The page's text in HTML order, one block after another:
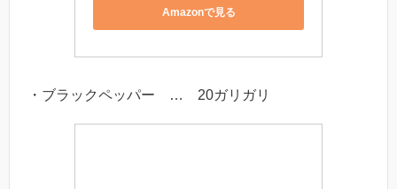
Amazonで見る
・ブラックペッパー … 20ガリガリ